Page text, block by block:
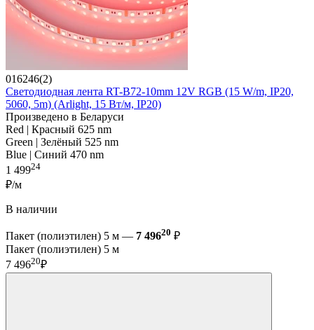
016246(2)
Светодиодная лента RT-B72-10mm 12V RGB (15 W/m, IP20,
5060, 5m) (Arlight, 15 Вт/м, IP20)
Произведено в Беларуси
Red | Красный 625 nm
Green | Зелёный 525 nm
Blue | Синий 470 nm
1 49924
₽/м
В наличии
Пакет (полиэтилен) 5 м — 7 49620 ₽
Пакет (полиэтилен) 5 м
7 49620₽